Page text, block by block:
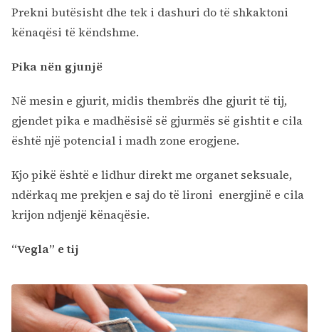
Prekni butësisht dhe tek i dashuri do të shkaktoni
kënaqësi të këndshme.
Pika nën gjunjë
Në mesin e gjurit, midis thembrës dhe gjurit të tij,
gjendet pika e madhësisë së gjurmës së gishtit e cila
është një potencial i madh zone erogjene.
Kjo pikë është e lidhur direkt me organet seksuale,
ndërkaq me prekjen e saj do të lironi energjinë e cila
krijon ndjenjë kënaqësie.
“Vegla” e tij